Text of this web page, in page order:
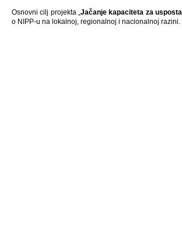
Osnovni cilj projekta „Jačanje kapaciteta za
o NIPP-u na lokalnoj, regionalnoj i nacionalnoj razini.